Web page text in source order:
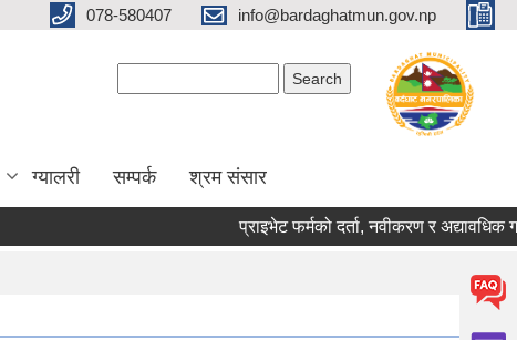
078-580407 info@bardaghatmun.gov.np
ग्यालरी सम्पर्क श्रम संसार
प्राइभेट फर्मको दर्ता, नवीकरण र